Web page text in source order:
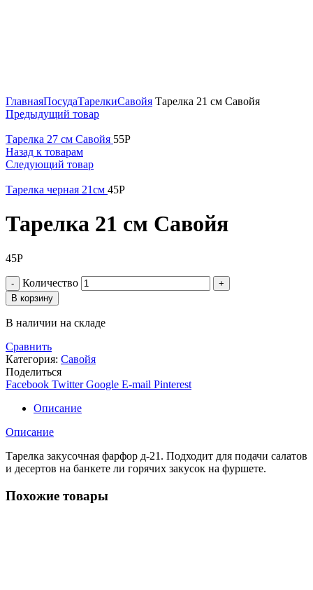
ГлавнаяПосудаТарелкиСавойя Тарелка 21 см Савойя
Предыдущий товар
Тарелка 27 см Савойя 55Р
Назад к товарам
Следующий товар
Тарелка черная 21см 45Р
Тарелка 21 см Савойя
45Р
Количество
В корзину
В наличии на складе
Сравнить
Категория: Савойя
Поделиться
Facebook Twitter Google E-mail Pinterest
Описание
Описание
Тарелка закусочная фарфор д-21. Подходит для подачи салатов
и десертов на банкете ли горячих закусок на фуршете.
Похожие товары